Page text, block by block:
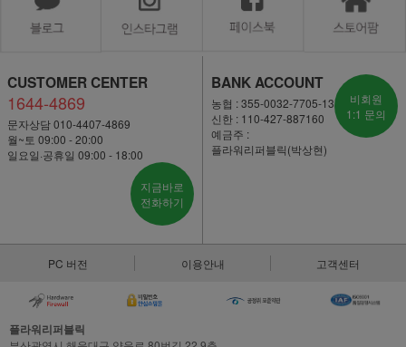
CUSTOMER CENTER
1644-4869
문자상담 010-4407-4869
월~토 09:00 - 20:00
일요일·공휴일 09:00 - 18:00
지금바로
전화하기
BANK ACCOUNT
농협 : 355-0032-7705-13
신한 : 110-427-887160
예금주 :
플라워리퍼블릭(박상현)
비회원
1:1 문의
PC 버전 이용안내 고객센터
플라워리퍼블릭